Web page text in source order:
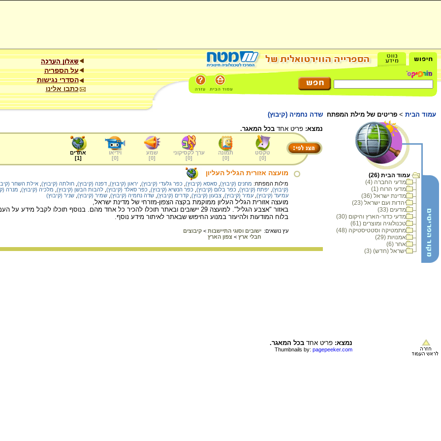
על הספריה
הסדרי נגישות
כתבו אלינו
עמוד הבית > פריטים של מילת המפתח שדה נחמיה (קיבוץ)
עמוד הבית (26)
מדעי החברה (4)
מדעי הרוח (1)
מדינת ישראל (36)
יהדות ועם ישראל (23)
מדעים (33)
מדעי כדור-הארץ והיקום (30)
טכנולוגיה ומוצרים (61)
מתמטיקה וסטטיסטיקה (48)
אמנויות (29)
אחר (6)
ישראל (חדש) (3)
נמצא: פריט אחד בכל המאגר.
טקסט
[
0
]
תמונה
[
0
]
ערך לקסיקוני
[
0
]
שמע
[
0
]
וידיאו
[
0
]
אתרים
[
1
]
מועצה אזורית הגליל העליון
מילות המפתח: מחנים (קיבוץ) סאסא (קיבוץ) כפר גלעדי (קיבוץ) יראון (קיבוץ) דפנה (קיבוץ) חולתה (קיבוץ) אילת השחר
(קיבוץ) יפתח (קיבוץ) כפר בלום (קיבוץ) כפר הנשיא (קיבוץ) כפר סאלד (קיבוץ) להבות הבשן (קיבוץ) מלכיה (קיבוץ) מנרה
עמיעד (קיבוץ) עמיר (קיבוץ) צבעון (קיבוץ) קדרים (קיבוץ) שדה נחמיה (קיבוץ) שמיר (קיבוץ) שניר (קיבוץ)
מועצה אזורית הגליל העליון ממוקמת בקצה הצפון-מזרחי של מדינת ישראל,
באזור "אצבע הגליל". למועצה 29 יישובים ובאתר תוכלו להכיר כל אחד מהם. בנוסף תוכלו
בלוח המודעות ולהיעזר במנוע החיפוש שבאתר לאיתור מידע נוסף.
עץ נושאים: ישובים וסוגי התיישבות > קיבוצים
חבלי ארץ > צפון הארץ
נמצא: פריט אחד בכל המאגר.
Thumbnails by: pagepeeker.com